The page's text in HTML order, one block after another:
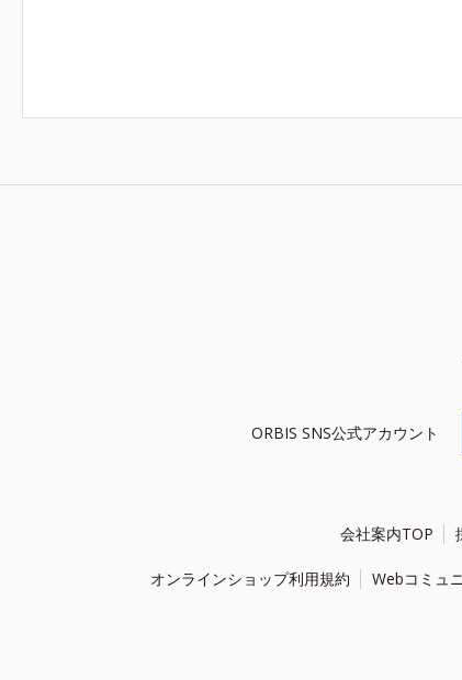
ORBIS SNS公式アカウント
会社案内TOP
オンラインショップ利用規約 Webコミュ